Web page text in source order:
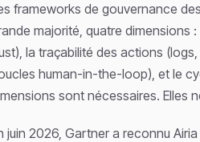
frameworks de gouvernance
majorité, quatre dimensions
la traçabilité des actions
human-in-the-loop), et le
sont nécessaires. Elles
juin 2026, Gartner a reconnu